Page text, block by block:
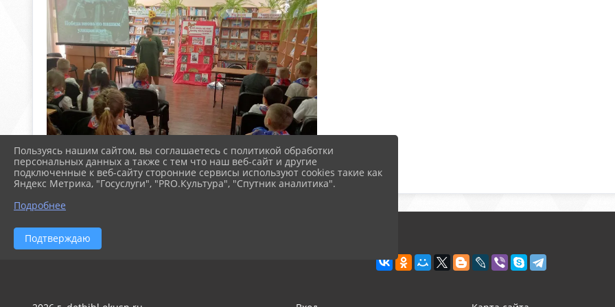
Пользуясь нашим сайтом, вы соглашаетесь с политикой обработки
персональных данных а также с тем что наш веб-сайт и другие
подключенные к веб-сайту сторонние сервисы используют cookies такие как
Яндекс Метрика, "Госуслуги", "PRO.Культура", "Спутник аналитика".
Подробнее
Подтверждаю